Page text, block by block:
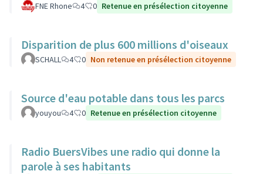
FNE Rhone 4 0 Retenue en présélection citoyenne
Disparition de plus 600 millions d'oiseaux
SCHALL 4 0 Non retenue en présélection citoyenne
Source d'eau potable dans tous les parcs
youyou 4 0 Retenue en présélection citoyenne
Radio BuersVibes une radio qui donne la
parole à ses habitants